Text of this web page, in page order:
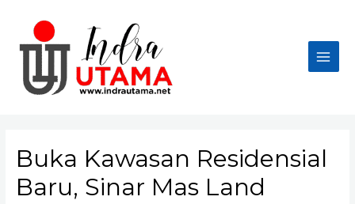
content
Main
Buka Kawasan Residensial
Baru, Sinar Mas Land